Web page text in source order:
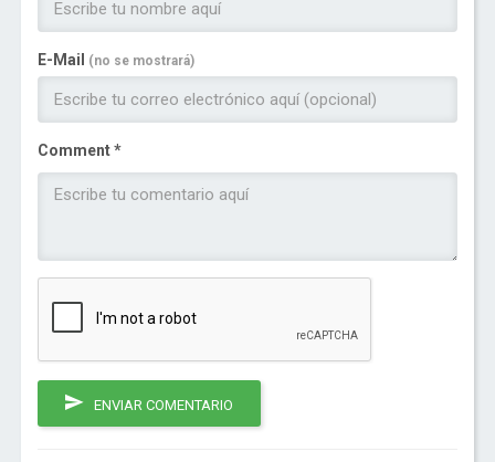
E-Mail (no se mostrará)
Comment *
ENVIAR COMENTARIO